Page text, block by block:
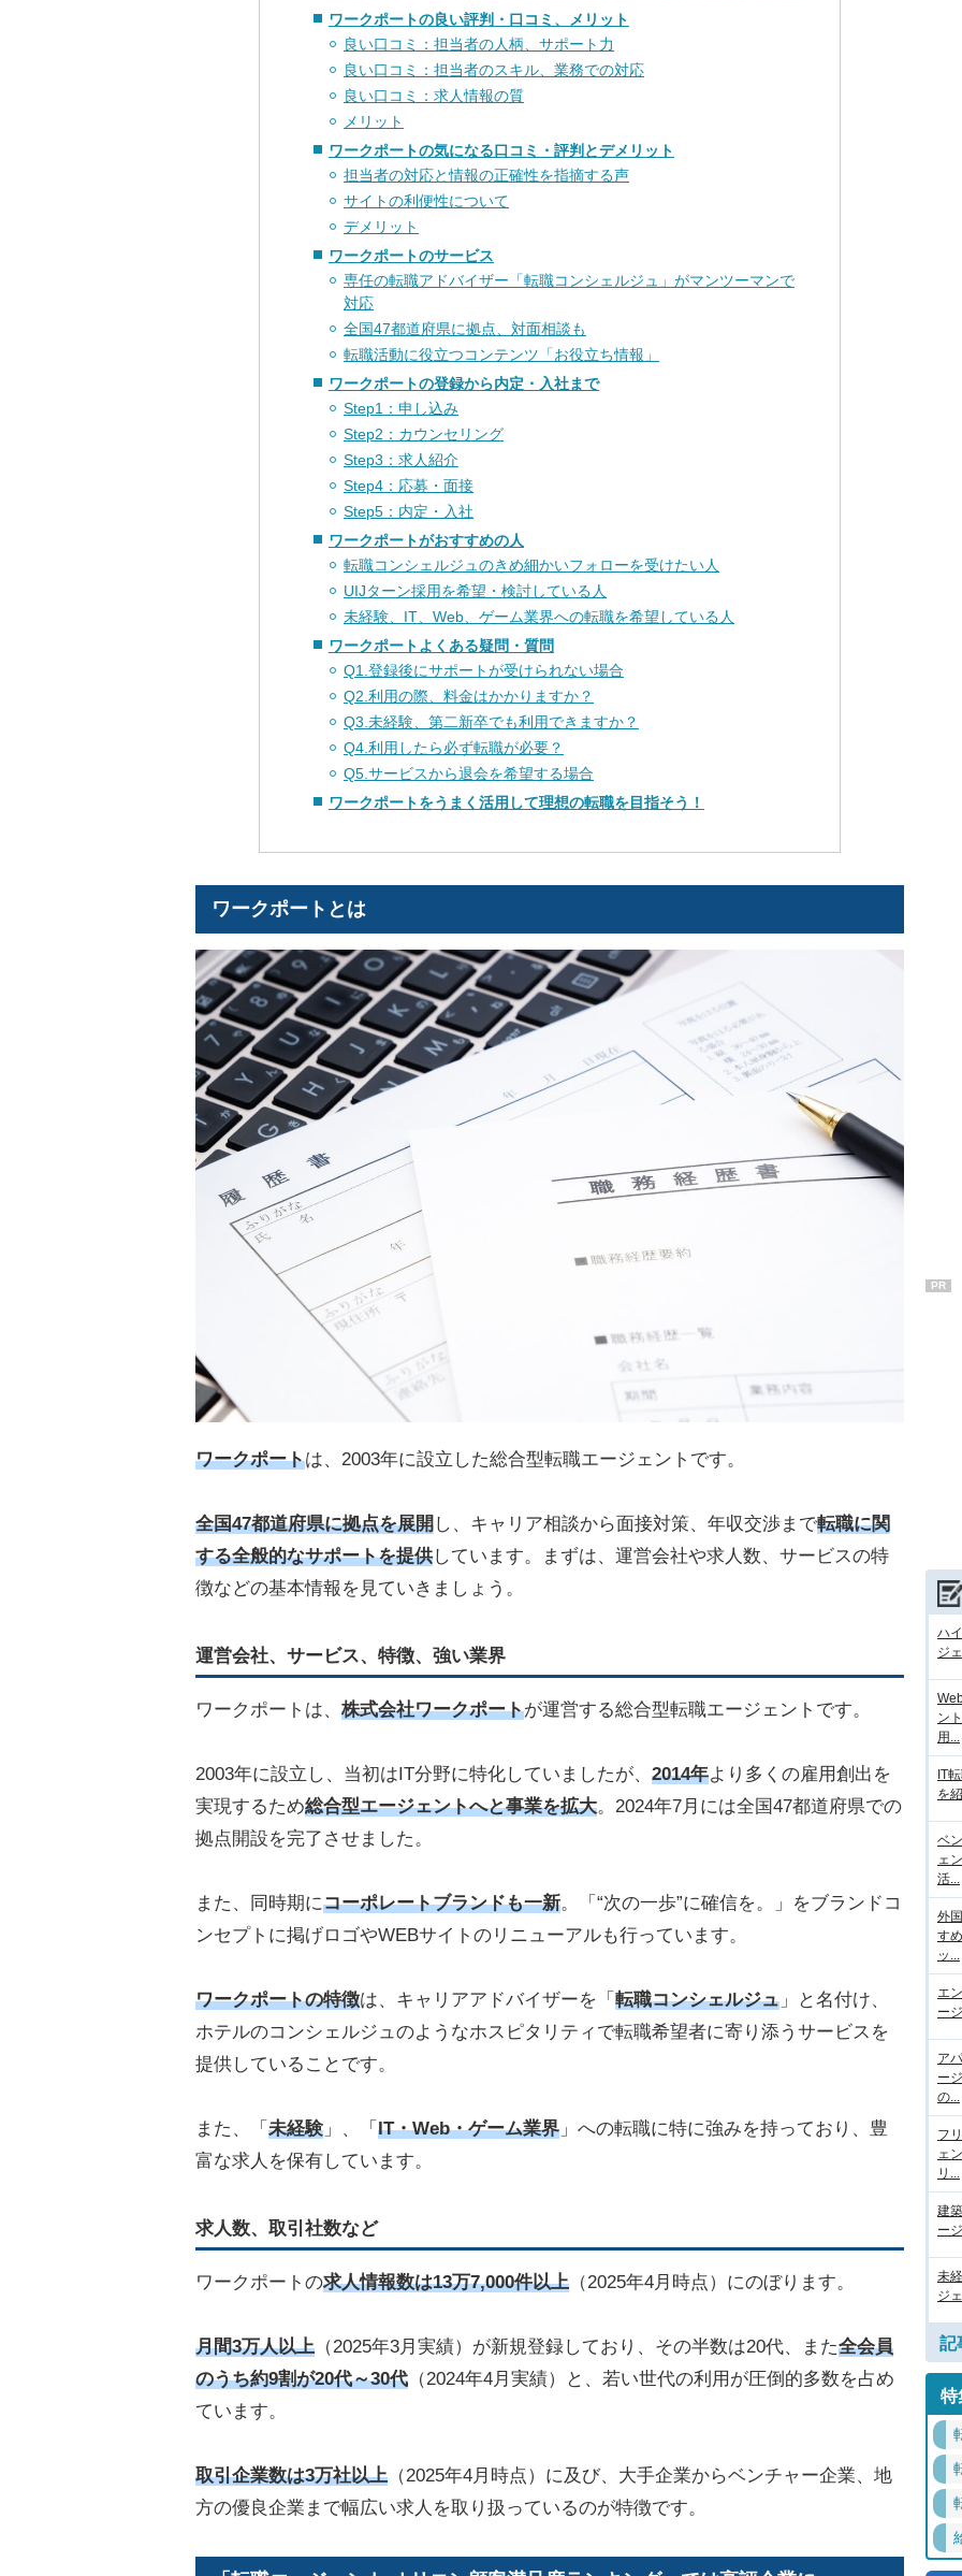
ワークポートの良い評判・口コミ、メリット
良い口コミ：担当者の人柄、サポート力
良い口コミ：担当者のスキル、業務での対応
良い口コミ：求人情報の質
メリット
ワークポートの気になる口コミ・評判とデメリット
担当者の対応と情報の正確性を指摘する声
サイトの利便性について
デメリット
ワークポートのサービス
専任の転職アドバイザー「転職コンシェルジュ」がマンツーマンで
対応
全国47都道府県に拠点、対面相談も
転職活動に役立つコンテンツ「お役立ち情報」
ワークポートの登録から内定・入社まで
Step1：申し込み
Step2：カウンセリング
Step3：求人紹介
Step4：応募・面接
Step5：内定・入社
ワークポートがおすすめの人
転職コンシェルジュのきめ細かいフォローを受けたい人
UIJターン採用を希望・検討している人
未経験、IT、Web、ゲーム業界への転職を希望している人
ワークポートよくある疑問・質問
Q1.登録後にサポートが受けられない場合
Q2.利用の際、料金はかかりますか？
Q3.未経験、第二新卒でも利用できますか？
Q4.利用したら必ず転職が必要？
Q5.サービスから退会を希望する場合
ワークポートをうまく活用して理想の転職を目指そう！
ワークポートとは
ワークポートは、2003年に設立した総合型転職エージェントです。
全国47都道府県に拠点を展開し、キャリア相談から面接対策、年収交渉まで転職に関
する全般的なサポートを提供しています。まずは、運営会社や求人数、サービスの特
徴などの基本情報を見ていきましょう。
運営会社、サービス、特徴、強い業界
ワークポートは、 株式会社ワークポートが運営する総合型転職エージェントです。
2003年に設立し、当初はIT分野に特化していましたが、 2014年より多くの雇用創出を
実現するため総合型エージェントへと事業を拡大。2024年7月には全国47都道府県での
拠点開設を完了させました。
また、同時期にコーポレートブランドも一新。「“次の一歩”に確信を。」をブランドコ
ンセプトに掲げロゴやWEBサイトのリニューアルも行っています。
ワークポートの特徴は、キャリアアドバイザーを「 転職コンシェルジュ 」と名付け、
ホテルのコンシェルジュのようなホスピタリティで転職希望者に寄り添うサービスを
提供していることです。
また、「 未経験 」、「 IT・Web・ゲーム業界 」への転職に特に強みを持っており、豊
富な求人を保有しています。
求人数、取引社数など
ワークポートの求人情報数は13万7,000件以上 （2025年4月時点）にのぼります。
月間3万人以上 （2025年3月実績）が新規登録しており、その半数は20代、また全会員
のうち約9割が20代～30代 （2024年4月実績）と、若い世代の利用が圧倒的多数を占め
ています。
取引企業数は3万社以上 （2025年4月時点）に及び、大手企業からベンチャー企業、地
方の優良企業まで幅広い求人を取り扱っているのが特徴です。
PR
ハ
ジ
ン
用...
IT
を
ベ
ェ
活...
外
す
ッ...
エ
ー
ア
ー
の...
フ
ェ
リ...
建
ー
未
ジ
記
特